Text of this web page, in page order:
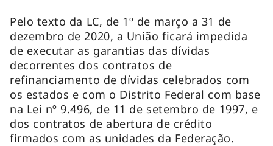
Pelo texto da LC, de 1º de março a 31 de
dezembro de 2020, a União ficará impedida
de executar as garantias das dívidas
decorrentes dos contratos de
refinanciamento de dívidas celebrados com
os estados e com o Distrito Federal com base
na Lei nº 9.496, de 11 de setembro de 1997, e
dos contratos de abertura de crédito
firmados com as unidades da Federação.